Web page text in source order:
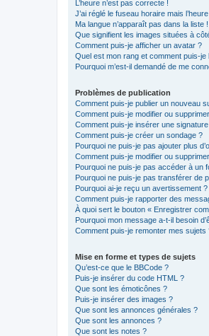
L’heure n’est pas correcte !
J’ai réglé le fuseau horaire mais
Ma langue n’apparaît pas dans la liste !
Que signifient les images situées à
Comment puis-je afficher un avatar ?
Quel est mon rang et comment puis-je
Pourquoi m’est-il demandé de me
Problèmes de publication
Comment puis-je publier un nouveau
Comment puis-je modifier ou
Comment puis-je insérer une
Comment puis-je créer un sondage ?
Pourquoi ne puis-je pas ajouter plus
Comment puis-je modifier ou
Pourquoi ne puis-je pas accéder à un
Pourquoi ne puis-je pas transférer de
Pourquoi ai-je reçu un avertissement ?
Comment puis-je rapporter des
À quoi sert le bouton « Enregistrer
Pourquoi mon message a-t-il besoin
Comment puis-je remonter mes sujets
Mise en forme et types de sujets
Qu’est-ce que le BBCode ?
Puis-je insérer du code HTML ?
Que sont les émoticônes ?
Puis-je insérer des images ?
Que sont les annonces générales ?
Que sont les annonces ?
Que sont les notes ?